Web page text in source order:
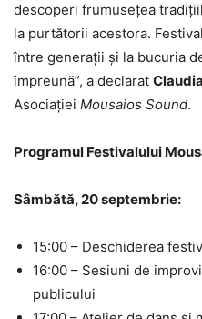
descoperi frumusețea
la purtătorii acestora.
între generații și la bucuria
împreună”, a declarat
Asociației Mousaios Sound.
Programul Festivalului
Sâmbătă, 20 septembrie:
15:00 – Deschiderea
16:00 – Sesiuni de
publicului